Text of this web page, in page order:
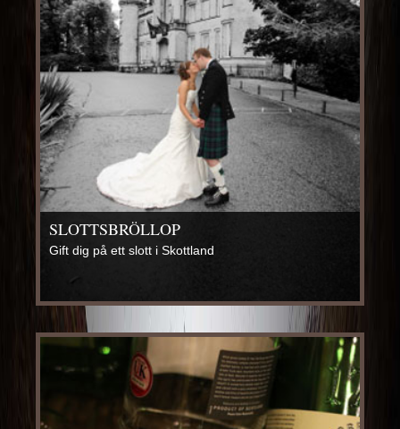
SLOTTSBRÖLLOP
Gift dig på ett slott i Skottland